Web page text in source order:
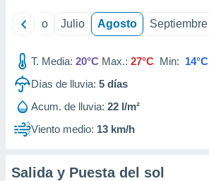
Junio Julio Agosto Septiembre
T. Media: 20°C Max.: 27°C Min: 14°C
Días de lluvia: 5 días
Acum. de lluvia: 22 l/m²
Viento medio: 13 km/h
Salida y Puesta del sol